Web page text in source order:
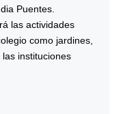
Puentes.
las actividades
como jardines,
instituciones